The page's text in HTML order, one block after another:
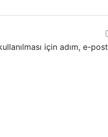
için adım, e-